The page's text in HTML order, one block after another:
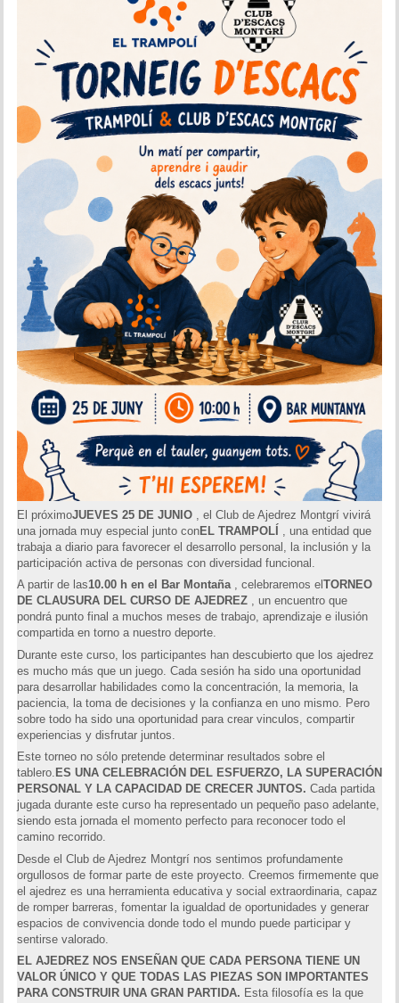
El próximoJUEVES 25 DE JUNIO , el Club de Ajedrez Montgrí vivirá
una jornada muy especial junto conEL TRAMPOLÍ , una entidad que
trabaja a diario para favorecer el desarrollo personal, la inclusión y la
participación activa de personas con diversidad funcional.
A partir de las10.00 h en el Bar Montaña, celebraremos el TORNEO
DE CLAUSURA DEL CURSO DE AJEDREZ , un encuentro que
pondrá punto final a muchos meses de trabajo, aprendizaje e ilusión
compartida en torno a nuestro deporte.
Durante este curso, los participantes han descubierto que los ajedrez
es mucho más que un juego. Cada sesión ha sido una oportunidad
para desarrollar habilidades como la concentración, la memoria, la
paciencia, la toma de decisiones y la confianza en uno mismo. Pero
sobre todo ha sido una oportunidad para crear vinculos, compartir
experiencias y disfrutar juntos.
Este torneo no sólo pretende determinar resultados sobre el
tablero. ES UNA CELEBRACIÓN DEL ESFUERZO, LA SUPERACIÓN
PERSONAL Y LA CAPACIDAD DE CRECER JUNTOS. Cada partida
jugada durante este curso ha representado un pequeño paso adelante,
siendo esta jornada el momento perfecto para reconocer todo el
camino recorrido.
Desde el Club de Ajedrez Montgrí nos sentimos profundamente
orgullosos de formar parte de este proyecto. Creemos firmemente que
el ajedrez es una herramienta educativa y social extraordinaria, capaz
de romper barreras, fomentar la igualdad de oportunidades y generar
espacios de convivencia donde todo el mundo puede participar y
sentirse valorado.
EL AJEDREZ NOS ENSEÑAN QUE CADA PERSONA TIENE UN
VALOR ÚNICO Y QUE TODAS LAS PIEZAS SON IMPORTANTES
PARA CONSTRUIR UNA GRAN PARTIDA. Esta filosofía es la que